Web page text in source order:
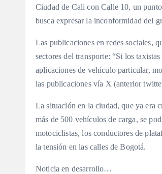
Ciudad de Cali con Calle 10, un
busca expresar la inconformidad del
Las publicaciones en redes sociales,
sectores del transporte: “Si los
aplicaciones de vehículo particular,
las publicaciones vía X (anterior
La situación en la ciudad, que ya era
más de 500 vehículos de carga, se
motociclistas, los conductores de
la tensión en las calles de Bogotá.
Noticia en desarrollo…